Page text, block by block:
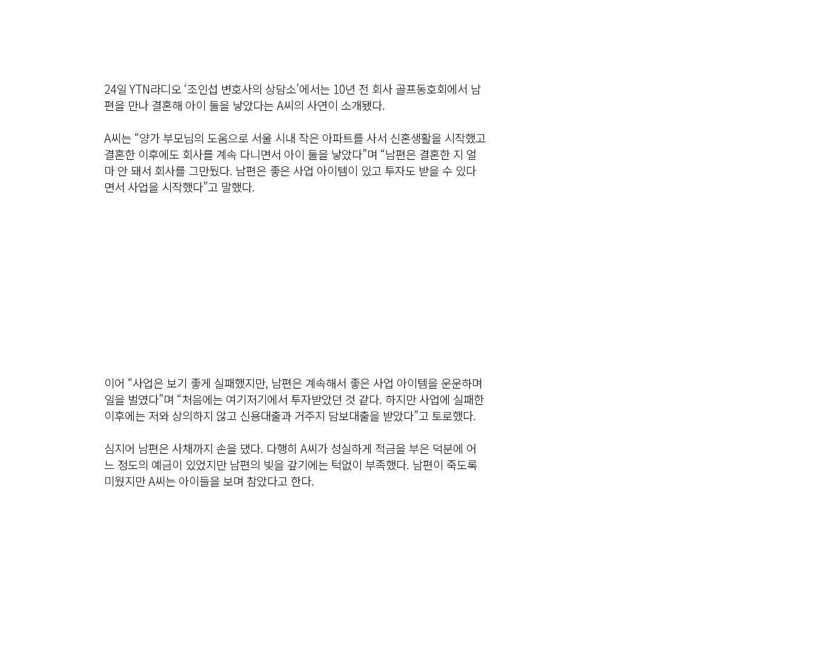
24일 YTN라디오 ‘조인섭 변호사의 상담소’에서는 10년 전 회사 골프동호회에서 남
편을 만나 결혼해 아이 둘을 낳았다는 A씨의 사연이 소개됐다.
A씨는 “양가 부모님의 도움으로 서울 시내 작은 아파트를 사서 신혼생활을 시작했고
결혼한 이후에도 회사를 계속 다니면서 아이 둘을 낳았다”며 “남편은 결혼한 지 얼
마 안 돼서 회사를 그만뒀다. 남편은 좋은 사업 아이템이 있고 투자도 받을 수 있다
면서 사업을 시작했다”고 말했다.
이어 “사업은 보기 좋게 실패했지만, 남편은 계속해서 좋은 사업 아이템을 운운하며
일을 벌였다”며 “처음에는 여기저기에서 투자받았던 것 같다. 하지만 사업에 실패한
이후에는 저와 상의하지 않고 신용대출과 거주지 담보대출을 받았다”고 토로했다.
심지어 남편은 사채까지 손을 댔다. 다행히 A씨가 성실하게 적금을 부은 덕분에 어
느 정도의 예금이 있었지만 남편의 빚을 갚기에는 턱없이 부족했다. 남편이 죽도록
미웠지만 A씨는 아이들을 보며 참았다고 한다.